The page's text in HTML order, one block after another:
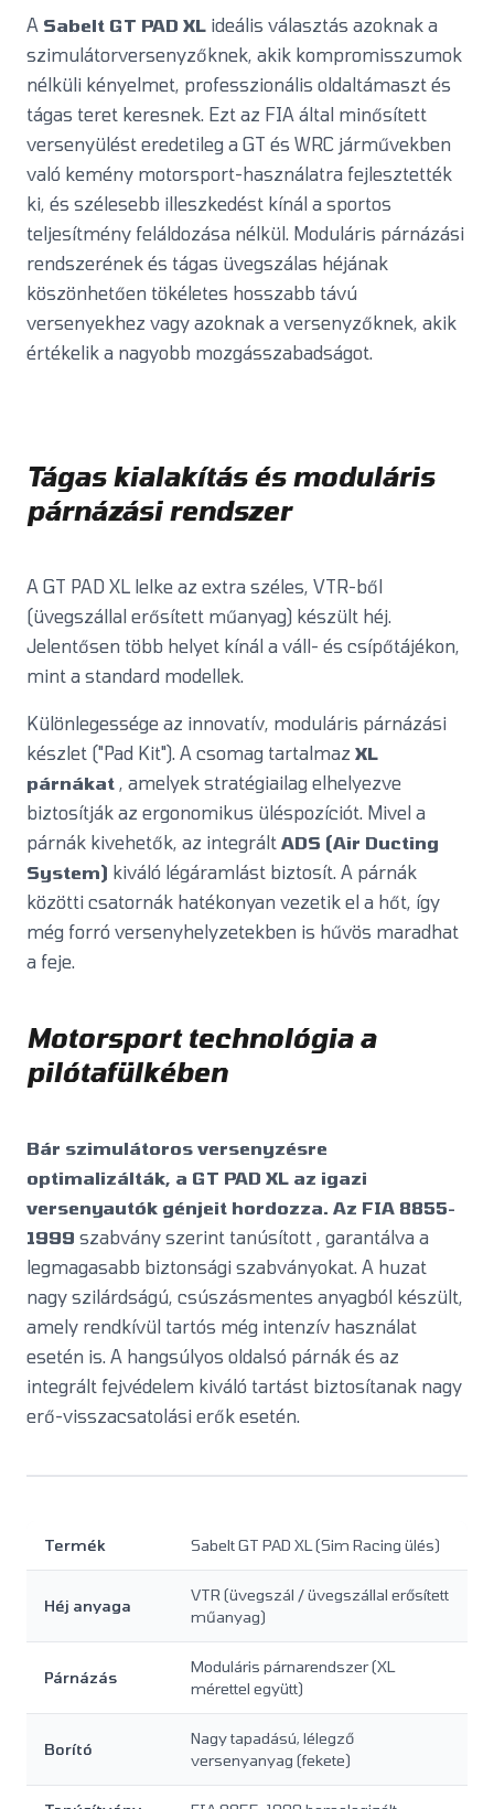
A Sabelt GT PAD XL ideális választás azoknak a
szimulátorversenyzőknek, akik kompromisszumok
nélküli kényelmet, professzionális oldaltámaszt és
tágas teret keresnek. Ezt az FIA által minősített
versenyülést eredetileg a GT és WRC járművekben
való kemény motorsport-használatra fejlesztették
ki, és szélesebb illeszkedést kínál a sportos
teljesítmény feláldozása nélkül. Moduláris párnázási
rendszerének és tágas üvegszálas héjának
köszönhetően tökéletes hosszabb távú
versenyekhez vagy azoknak a versenyzőknek, akik
értékelik a nagyobb mozgásszabadságot.
Tágas kialakítás és moduláris
párnázási rendszer
A GT PAD XL lelke az extra széles, VTR-ből
(üvegszállal erősített műanyag) készült héj.
Jelentősen több helyet kínál a váll- és csípőtájékon,
mint a standard modellek.
Különlegessége az innovatív, moduláris párnázási
készlet ("Pad Kit"). A csomag tartalmaz XL
párnákat , amelyek stratégiailag elhelyezve
biztosítják az ergonomikus üléspozíciót. Mivel a
párnák kivehetők, az integrált ADS (Air Ducting
System) kiváló légáramlást biztosít. A párnák
közötti csatornák hatékonyan vezetik el a hőt, így
még forró versenyhelyzetekben is hűvös maradhat
a feje.
Motorsport technológia a
pilótafülkében
Bár szimulátoros versenyzésre
optimalizálták, a GT PAD XL az igazi
versenyautók génjeit hordozza. Az FIA 8855-
1999 szabvány szerint tanúsított , garantálva a
legmagasabb biztonsági szabványokat. A huzat
nagy szilárdságú, csúszásmentes anyagból készült,
amely rendkívül tartós még intenzív használat
esetén is. A hangsúlyos oldalsó párnák és az
integrált fejvédelem kiváló tartást biztosítanak nagy
erő-visszacsatolási erők esetén.
Termék Sabelt GT PAD XL (Sim Racing ülés)
Héj anyaga
VTR (üvegszál / üvegszállal erősített
műanyag)
Párnázás
Moduláris párnarendszer (XL
mérettel együtt)
Borító
Nagy tapadású, lélegző
versenyanyag (fekete)